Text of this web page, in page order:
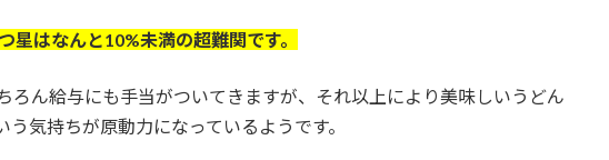
星はなんと10%未満の超難関です。
ろん給与にも手当がついてきますが、それ以上により美味しいうどん
気持ちが原動力になっているようです。